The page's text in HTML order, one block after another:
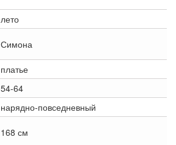
лето
Симона
платье
54-64
нарядно-повседневный
168 см